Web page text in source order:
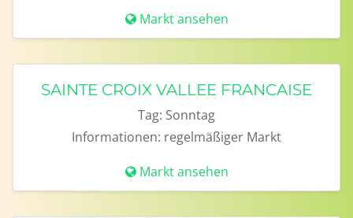
Markt ansehen
SAINTE CROIX VALLEE FRANCAISE
Tag: Sonntag
Informationen: regelmäßiger Markt
Markt ansehen